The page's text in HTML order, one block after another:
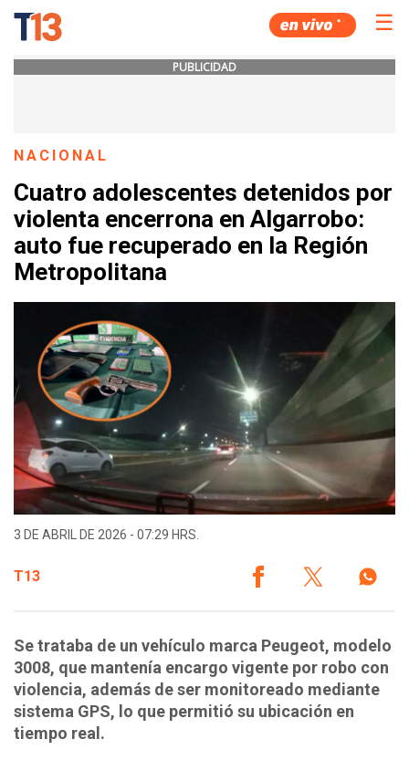
☰
PUBLICIDAD
NACIONAL
Cuatro adolescentes detenidos por
violenta encerrona en Algarrobo:
auto fue recuperado en la Región
Metropolitana
3 DE ABRIL DE 2026 - 07:29 HRS.
T13
Se trataba de un vehículo marca Peugeot, modelo
3008, que mantenía encargo vigente por robo con
violencia, además de ser monitoreado mediante
sistema GPS, lo que permitió su ubicación en
tiempo real.